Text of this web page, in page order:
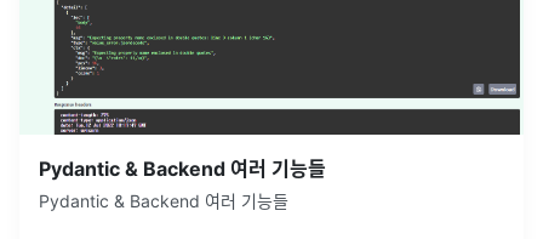
Pydantic & Backend 여러 기능들
Pydantic & Backend 여러 기능들